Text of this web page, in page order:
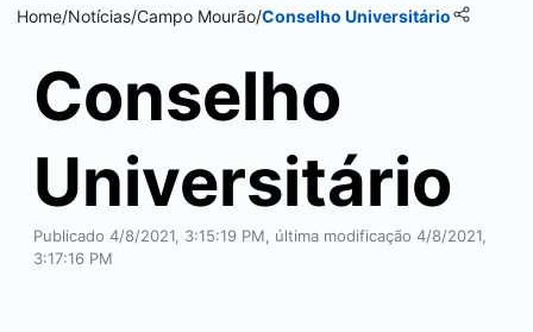
Home/Notícias/Campo Mourão/Conselho Universitário
Conselho
Universitário
Publicado 4/8/2021, 3:15:19 PM, última modificação 4/8/2021,
3:17:16 PM